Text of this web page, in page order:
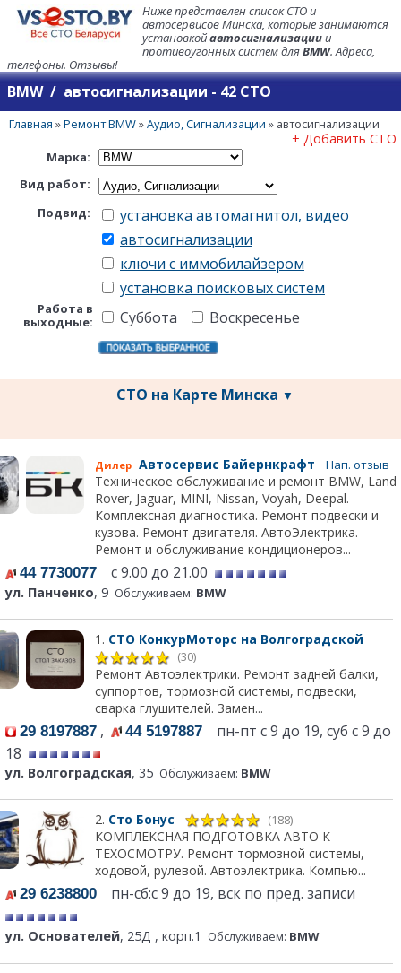
Ниже представлен список СТО и
автосервисов Минска, которые занимаются
установкойавтосигнализациии
противоугонных систем дляBMW. Адреса,
телефоны. Отзывы!
BMW / автосигнализации - 42 СТО
Главная »Ремонт BMW»Аудио, Сигнализации » автосигнализации
+ Добавить СТО
Марка:
Вид работ:
Подвид:
установка автомагнитол, видео
автосигнализации
ключи с иммобилайзером
установка поисковых систем
Работа в
выходные:
Суббота Воскресенье
СТО на Карте Минска ▼
Дилер Автосервис Байернкрафт Нап. отзыв
Техническое обслуживание и ремонт BMW, Land
Rover, Jaguar, MINI, Nissan, Voyah, Deepal.
Комплексная диагностика. Ремонт подвески и
кузова. Ремонт двигателя. АвтоЭлектрика.
Ремонт и обслуживание кондиционеров...
44 7730077 с 9.00 до 21.00
ул. Панченко, 9 Обслуживаем: BMW
1. СТО КонкурМоторс на Волгоградской
(30)
Ремонт Автоэлектрики. Ремонт задней балки,
суппортов, тормозной системы, подвески,
сварка глушителей. Замен...
29 8197887 , 44 5197887 пн-пт с 9 до 19, суб с 9 до
18
ул. Волгоградская, 35 Обслуживаем: BMW
2. Сто Бонус (188)
КОМПЛЕКСНАЯ ПОДГОТОВКА АВТО К
ТЕХОСМОТРУ. Ремонт тормозной системы,
ходовой, рулевой. Автоэлектрика. Компью...
29 6238800 пн-сб:с 9 до 19, вск по пред. записи
ул. Основателей, 25Д , корп.1 Обслуживаем: BMW